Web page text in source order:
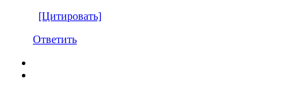
[Цитировать]
Ответить